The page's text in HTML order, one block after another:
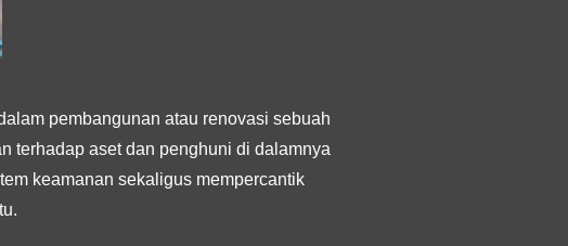
pembangunan atau renovasi sebuah
terhadap aset dan penghuni di dalamnya
keamanan sekaligus mempercantik